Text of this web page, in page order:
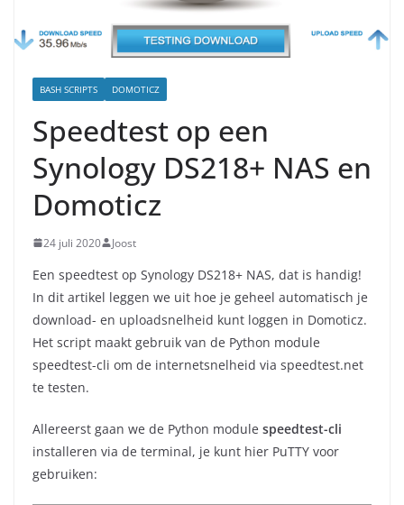
BASH SCRIPTS DOMOTICZ
Speedtest op een
Synology DS218+ NAS en
Domoticz
24 juli 2020 Joost
Een speedtest op Synology DS218+ NAS, dat is handig!
In dit artikel leggen we uit hoe je geheel automatisch je
download- en uploadsnelheid kunt loggen in Domoticz.
Het script maakt gebruik van de Python module
speedtest-cli om de internetsnelheid via speedtest.net
te testen.
Allereerst gaan we de Python module speedtest-cli
installeren via de terminal, je kunt hier PuTTY voor
gebruiken: